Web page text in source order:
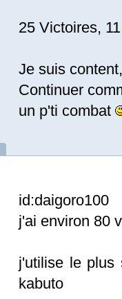
25 Victoires,
Je suis
Continuer
un p'ti combat
id:daigoro100
j'ai environ 80
j'utilise le plus
kabuto